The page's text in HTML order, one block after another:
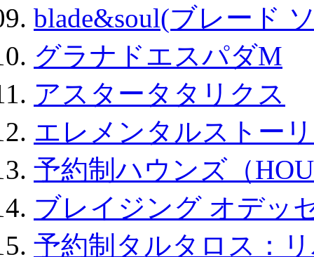
blade&soul(ブレード
グラナドエスパダM
アスタータタリクス
エレメンタルストー
予約制ハウンズ（
ブレイジング オデッ
予約制タルタロス：